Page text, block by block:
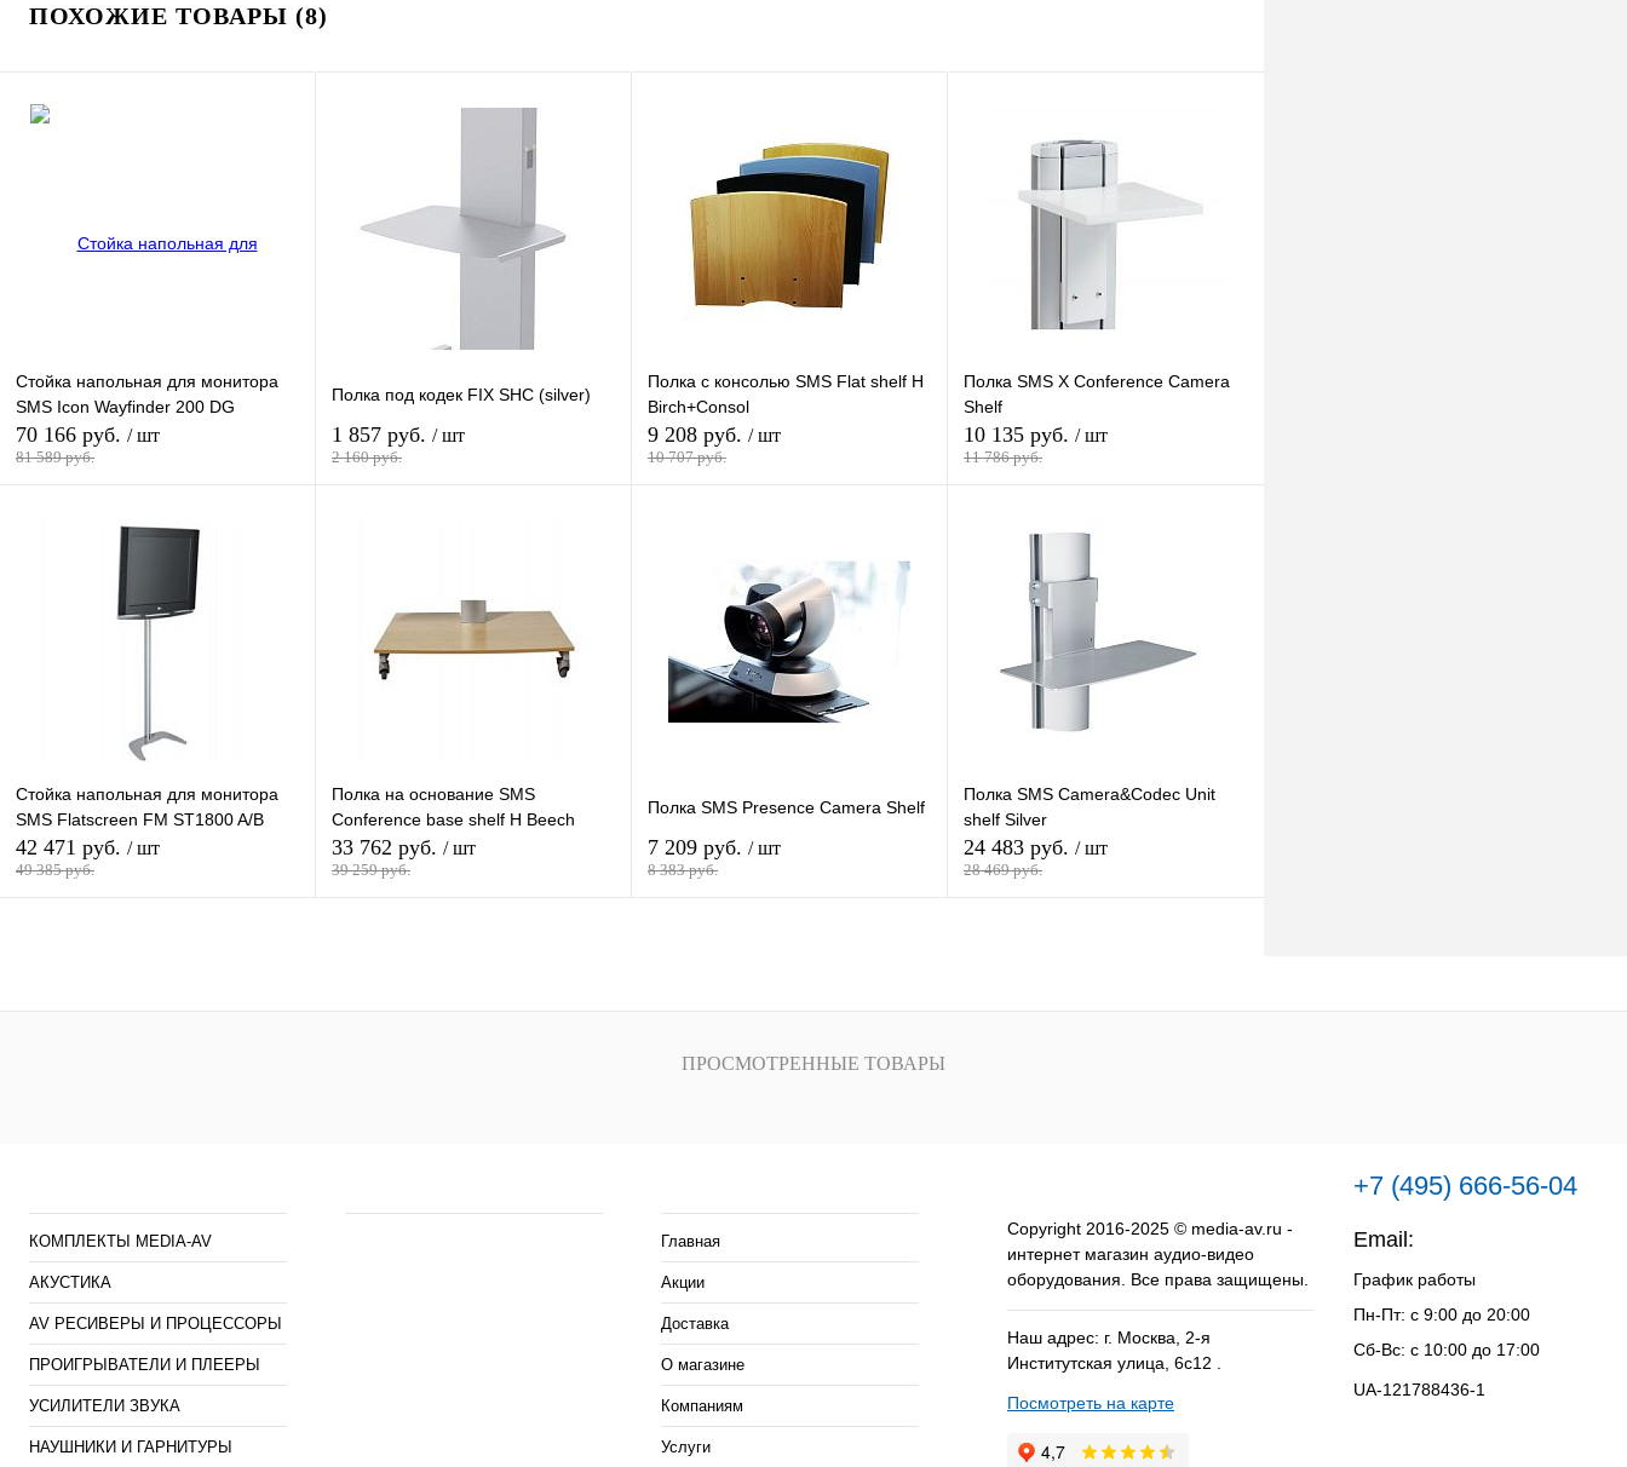
ПОХОЖИЕ ТОВАРЫ (8)
Стойка напольная для монитора
SMS Icon Wayfinder 200 DG
70 166 руб. / шт
81 589 руб.
Купить в 1 клик К сравнению
Полка под кодек FIX SHC (silver)
1 857 руб. / шт
2 160 руб.
В избранное
наличии
Полка с консолью SMS Flat shelf H
Birch+Consol
9 208 руб. / шт
10 707 руб.
Купить в 1 клик К сравнению
В избранное
наличии
Полка SMS X Conference Camera
Shelf
10 135 руб. / шт
11 786 руб.
Купить в 1 клик
наличии
Стойка напольная для монитора
SMS Flatscreen FM ST1800 A/B
42 471 руб. / шт
49 385 руб.
Полка на основание SMS
Conference base shelf H Beech
33 762 руб. / шт
39 259 руб.
Полка SMS Presence Camera Shelf
7 209 руб. / шт
8 383 руб.
наличии
Полка SMS Camera&Codec Unit
shelf Silver
24 483 руб. / шт
28 469 руб.
ПРОСМОТРЕННЫЕ ТОВАРЫ
КОМПЛЕКТЫ MEDIA-AV
АКУСТИКА
AV РЕСИВЕРЫ И ПРОЦЕССОРЫ
ПРОИГРЫВАТЕЛИ И ПЛЕЕРЫ
УСИЛИТЕЛИ ЗВУКА
НАУШНИКИ И ГАРНИТУРЫ
Главная
Акции
Доставка
О магазине
Компаниям
Услуги
Copyright 2016-2025 © media-av.ru -
интернет магазин аудио-видео
оборудования. Все права защищены.
Наш адрес: г. Москва, 2-я
Институтская улица, 6с12 .
Посмотреть на карте
+7 (495) 666-56-04
Email:
График работы
Пн-Пт: с 9:00 до 20:00
Сб-Вс: с 10:00 до 17:00
UA-121788436-1